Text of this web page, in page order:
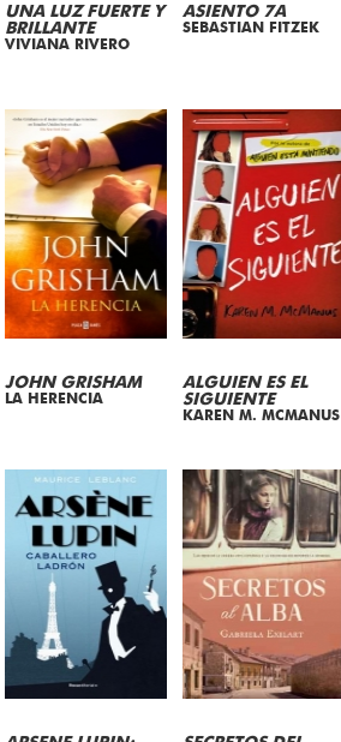
UNA LUZ FUERTE Y
BRILLANTE
VIVIANA RIVERO
ASIENTO 7A
SEBASTIAN FITZEK
JOHN GRISHAM
LA HERENCIA
ALGUIEN ES EL
SIGUIENTE
KAREN M. MCMANUS